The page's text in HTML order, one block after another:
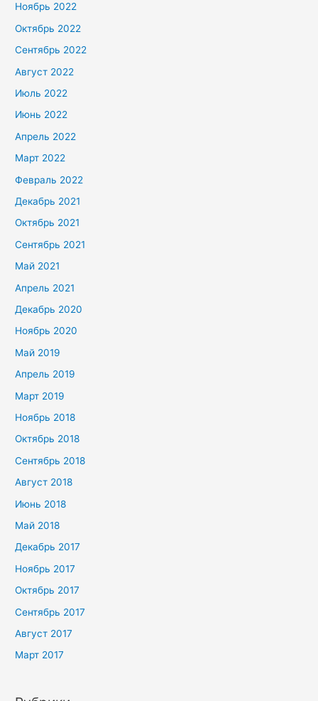
Ноябрь 2022
Октябрь 2022
Сентябрь 2022
Август 2022
Июль 2022
Июнь 2022
Апрель 2022
Март 2022
Февраль 2022
Декабрь 2021
Октябрь 2021
Сентябрь 2021
Май 2021
Апрель 2021
Декабрь 2020
Ноябрь 2020
Май 2019
Апрель 2019
Март 2019
Ноябрь 2018
Октябрь 2018
Сентябрь 2018
Август 2018
Июнь 2018
Май 2018
Декабрь 2017
Ноябрь 2017
Октябрь 2017
Сентябрь 2017
Август 2017
Март 2017